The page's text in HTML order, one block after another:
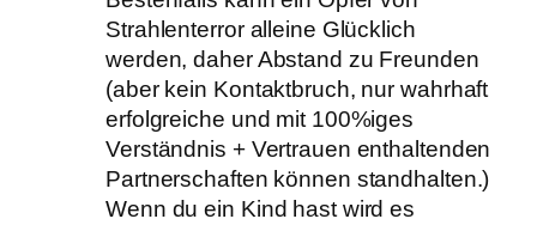
Strahlenterror alleine Glücklich
werden, daher Abstand zu Freunden
(aber kein Kontaktbruch, nur wahrhaft
erfolgreiche und mit 100%iges
Verständnis + Vertrauen enthaltenden
Partnerschaften können standhalten.)
Wenn du ein Kind hast wird es